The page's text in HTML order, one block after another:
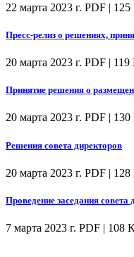
22 марта 2023 г. PDF |
Пресс-релиз о решениях,
20 марта 2023 г. PDF |
Принятие решения о
20 марта 2023 г. PDF |
Решения совета директоров
20 марта 2023 г. PDF |
Проведение заседания совета
7 марта 2023 г. PDF | 108